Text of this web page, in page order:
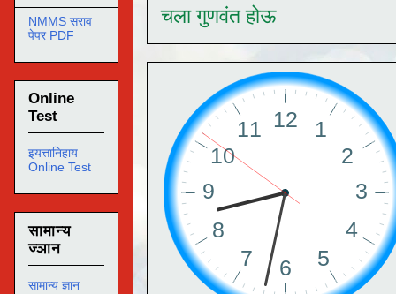
चला गुणवंत होऊ
NMMS सराव
पेपर PDF
Online
Test
इयत्तानिहाय
Online Test
सामान्य
ज्ञान
सामान्य ज्ञान